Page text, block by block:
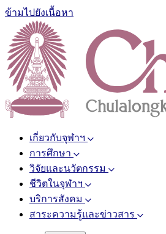
ข้ามไปยังเนื้อหา
เกี่ยวกับจุฬาฯ
การศึกษา
วิจัยและนวัตกรรม
ชีวิตในจุฬาฯ
บริการสังคม
สาระความรู้และข่าวสาร